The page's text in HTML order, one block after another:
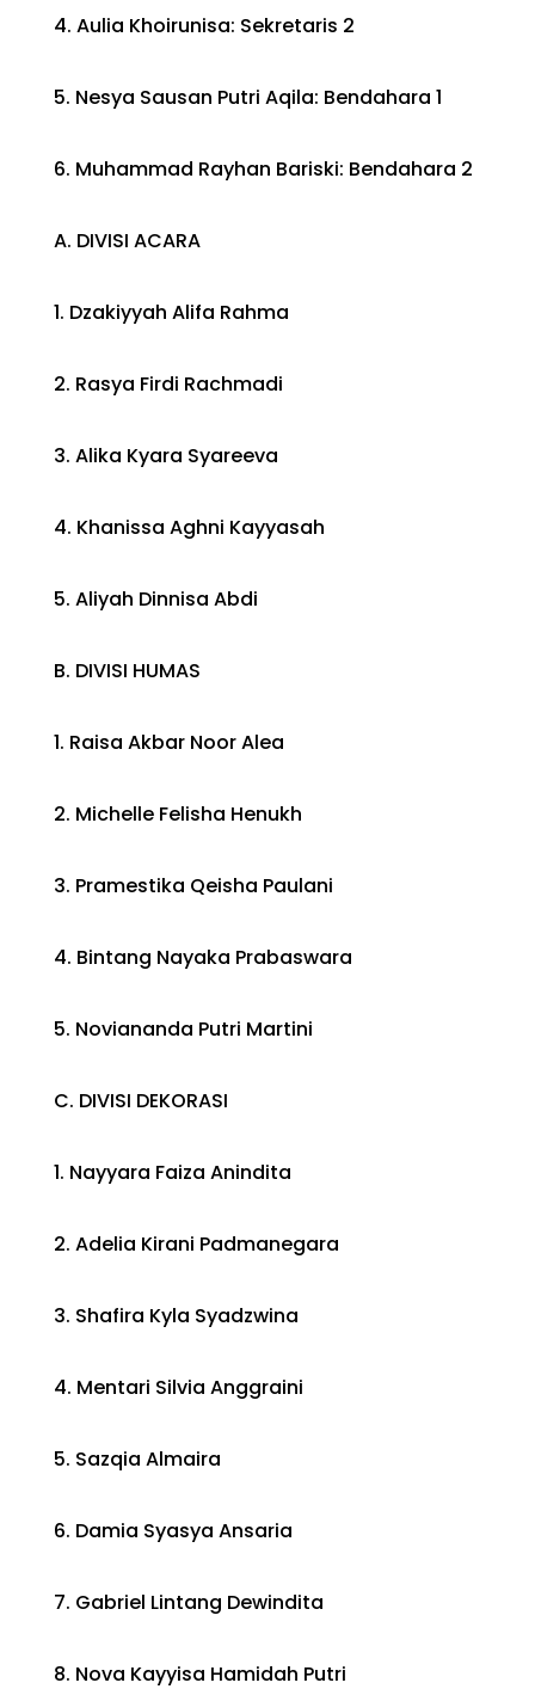
4. Aulia Khoirunisa: Sekretaris 2
5. Nesya Sausan Putri Aqila: Bendahara 1
6. Muhammad Rayhan Bariski: Bendahara 2
A. DIVISI ACARA
1. Dzakiyyah Alifa Rahma
2. Rasya Firdi Rachmadi
3. Alika Kyara Syareeva
4. Khanissa Aghni Kayyasah
5. Aliyah Dinnisa Abdi
B. DIVISI HUMAS
1. Raisa Akbar Noor Alea
2. Michelle Felisha Henukh
3. Pramestika Qeisha Paulani
4. Bintang Nayaka Prabaswara
5. Noviananda Putri Martini
C. DIVISI DEKORASI
1. Nayyara Faiza Anindita
2. Adelia Kirani Padmanegara
3. Shafira Kyla Syadzwina
4. Mentari Silvia Anggraini
5. Sazqia Almaira
6. Damia Syasya Ansaria
7. Gabriel Lintang Dewindita
8. Nova Kayyisa Hamidah Putri